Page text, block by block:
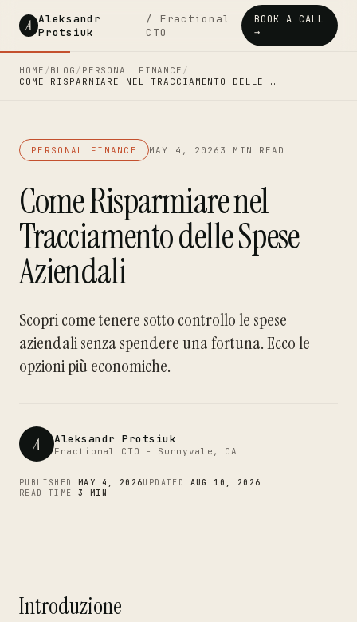
A Aleksandr
Protsiuk
/ Fractional
CTO
BOOK A CALL
→
HOME /BLOG / PERSONAL FINANCE /
COME RISPARMIARE NEL TRACCIAMENTO DELLE …
PERSONAL FINANCE MAY 4, 2026 3 MIN READ
Come Risparmiare nel
Tracciamento delle Spese
Aziendali
Scopri come tenere sotto controllo le spese
aziendali senza spendere una fortuna. Ecco le
opzioni più economiche.
A Aleksandr Protsiuk
Fractional CTO - Sunnyvale, CA
PUBLISHED MAY 4, 2026UPDATED AUG 10, 2026
READ TIME 3 MIN
Introduzione